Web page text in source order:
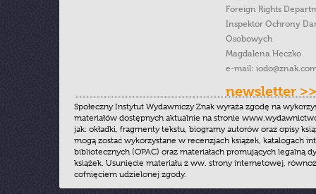
Foreign Rights
Inspektor Ochrony
Osobowych
Magdalena Heczko
e-mail:
newsletter >>
Społeczny Instytut Wydawniczy Znak wyraża zgodę na
materiałów dostępnych aktualnie na stronie
jak: okładki, fragmenty tekstu, biogramy autorów oraz opisy
mogą zostać wykorzystane w recenzjach książek, katalogach
bibliotecznych (OPAC) oraz materiałach promujących legalną
książek. Usunięcie materiału z ww. strony internetowej,
cofnięciem udzielonej zgody.